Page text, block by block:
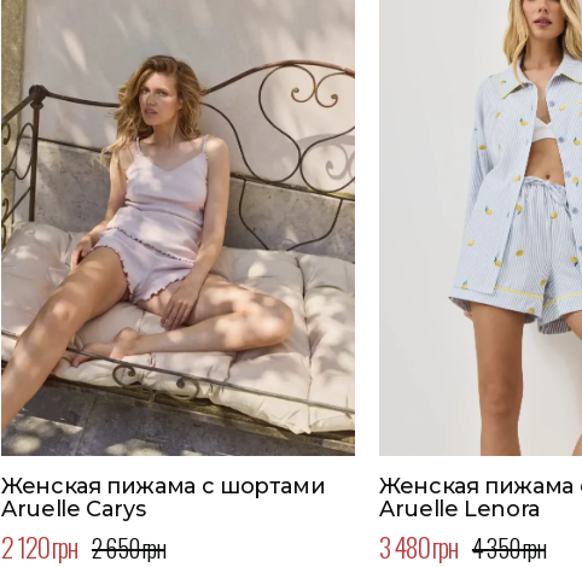
Женская пижама с шортами
Aruelle Carys
2 120 грн 2 650 грн
Женская пижама
Aruelle Lenora
3 480 грн 4 350 грн